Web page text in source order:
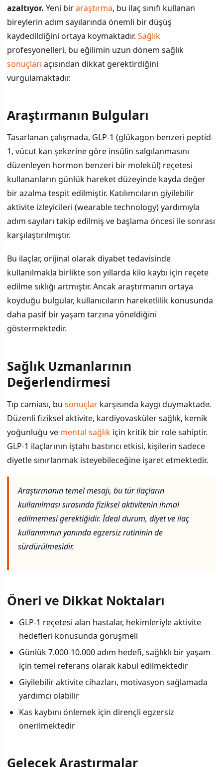
azaltıyor. Yeni biraraştırma, bu ilaç sınıfı kullanan
bireylerin adım sayılarında önemli bir düşüş
kaydedildiğini ortaya koymaktadır. Sağlık
profesyonelleri, bu eğilimin uzun dönem sağlık
sonuçları açısından dikkat gerektirdiğini
vurgulamaktadır.
İÇINDEKILER
Araştırmanın Bulguları
Sağlık Uzmanlarının Değerlendirmesi
Öneri ve Dikkat Noktaları
Gelecek Araştırmalar
Araştırmanın Bulguları
Tasarlanan çalışmada, GLP-1 (glükagon benzeri peptid-
1, vücut kan şekerine göre insülin salgılanmasını
düzenleyen hormon benzeri bir molekül) reçetesi
kullananların günlük hareket düzeyinde kayda değer
bir azalma tespit edilmiştir. Katılımcıların giyilebilir
aktivite izleyicileri (wearable technology) yardımıyla
adım sayıları takip edilmiş ve başlama öncesi ile sonrası
karşılaştırılmıştır.
Bu ilaçlar, orijinal olarak diyabet tedavisinde
kullanılmakla birlikte son yıllarda kilo kaybı için reçete
edilme sıklığı artmıştır. Ancak araştırmanın ortaya
koyduğu bulgular, kullanıcıların hareketlilik konusunda
daha pasif bir yaşam tarzına yöneldiğini
göstermektedir.
Sağlık Uzmanlarının
Değerlendirmesi
Tıp camiası, bu sonuçlar karşısında kaygı duymaktadır.
Düzenli fiziksel aktivite, kardiyovasküler sağlık, kemik
yoğunluğu ve mental sağlık için kritik bir role sahiptir.
GLP-1 ilaçlarının iştahı bastırıcı etkisi, kişilerin sadece
diyetle sınırlanmak isteyebileceğine işaret etmektedir.
Araştırmanın temel mesajı, bu tür ilaçların
kullanılması sırasında fiziksel aktivitenin ihmal
edilmemesi gerektiğidir. İdeal durum, diyet ve ilaç
kullanımının yanında egzersiz rutininin de
sürdürülmesidir.
Öneri ve Dikkat Noktaları
GLP-1 reçetesi alan hastalar, hekimleriyle aktivite
hedefleri konusunda görüşmeli
Günlük 7.000-10.000 adım hedefi, sağlıklı bir yaşam
için temel referans olarak kabul edilmektedir
Giyilebilir aktivite cihazları, motivasyon sağlamada
yardımcı olabilir
Kas kaybını önlemek için dirençli egzersiz
önerilmektedir
Gelecek Araştırmalar